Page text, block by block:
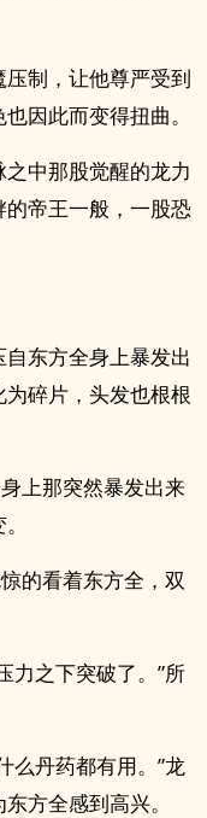
制，让他尊严受到
因此而变得扭曲。
中那股觉醒的龙力
帝王一般，一股恐
东方全身上暴发出
碎片，头发也根根
上那突然暴发出来
的看着东方全，双
力之下突破了。”所
么丹药都有用。”龙
方全感到高兴。